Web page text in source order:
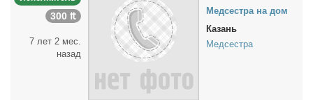
300 ₶
7 лет 2 мес.
назад
Мед­сест­ра на дом
Казань
Медсестра